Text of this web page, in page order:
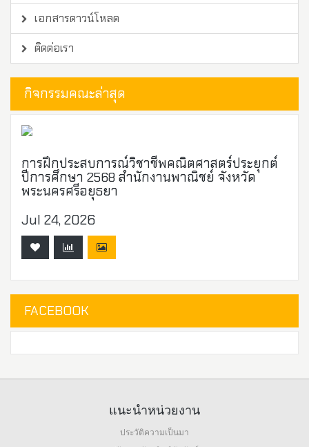
เอกสารดาวน์โหลด
ติดต่อเรา
กิจกรรมคณะล่าสุด
การฝึกประสบการณ์วิชาชีพคณิตศาสตร์ประยุกต์
ปีการศึกษา 2568 สำนักงานพาณิชย์ จังหวัด
พระนครศรีอยุธยา
Jul 24, 2026
FACEBOOK
แนะนำหน่วยงาน
ประวัติความเป็นมา